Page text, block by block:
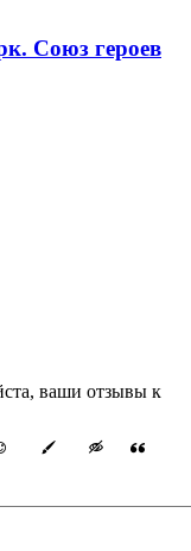
Союз героев
ваши отзывы к